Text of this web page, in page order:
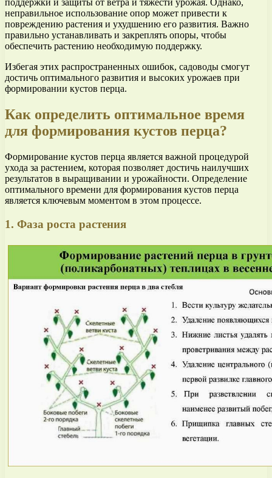
поддержки и защиты от ветра и тяжести урожая. Однако,
неправильное использование опор может привести к
повреждению растения и ухудшению его развития. Важно
правильно устанавливать и закреплять опоры, чтобы
обеспечить растению необходимую поддержку.
Избегая этих распространенных ошибок, садоводы смогут
достичь оптимального развития и высоких урожаев при
формировании кустов перца.
Как определить оптимальное время
для формирования кустов перца?
Формирование кустов перца является важной процедурой
ухода за растением, которая позволяет достичь наилучших
результатов в выращивании и урожайности. Определение
оптимального времени для формирования кустов перца
является ключевым моментом в этом процессе.
1. Фаза роста растения